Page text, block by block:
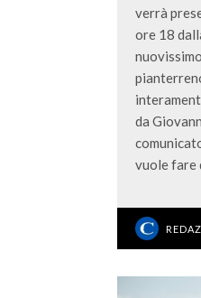
verrà
ore 18
da
vuole fare